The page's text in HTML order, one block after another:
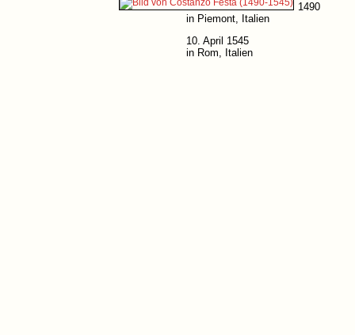
1490
in Piemont, Italien
10. April 1545
in Rom, Italien